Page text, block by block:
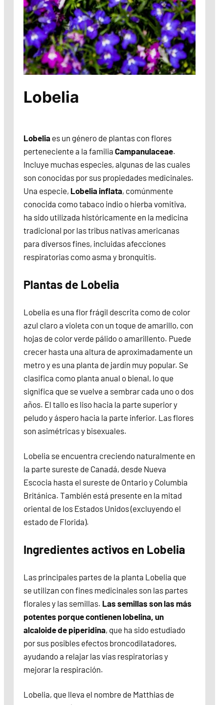
Lobelia
Lobelia es un género de plantas con flores
perteneciente a la familia Campanulaceae.
Incluye muchas especies, algunas de las cuales
son conocidas por sus propiedades medicinales.
Una especie, Lobelia inflata, comúnmente
conocida como tabaco indio o hierba vomitiva,
ha sido utilizada históricamente en la medicina
tradicional por las tribus nativas americanas
para diversos fines, incluidas afecciones
respiratorias como asma y bronquitis.
Plantas de Lobelia
Lobelia es una flor frágil descrita como de color
azul claro a violeta con un toque de amarillo, con
hojas de color verde pálido o amarillento. Puede
crecer hasta una altura de aproximadamente un
metro y es una planta de jardín muy popular. Se
clasifica como planta anual o bienal, lo que
significa que se vuelve a sembrar cada uno o dos
años. El tallo es liso hacia la parte superior y
peludo y áspero hacia la parte inferior. Las flores
son asimétricas y bisexuales.
Lobelia se encuentra creciendo naturalmente en
la parte sureste de Canadá, desde Nueva
Escocia hasta el sureste de Ontario y Columbia
Británica. También está presente en la mitad
oriental de los Estados Unidos (excluyendo el
estado de Florida).
Ingredientes activos en Lobelia
Las principales partes de la planta Lobelia que
se utilizan con fines medicinales son las partes
florales y las semillas. Las semillas son las más
potentes porque contienen lobelina, un
alcaloide de piperidina, que ha sido estudiado
por sus posibles efectos broncodilatadores,
ayudando a relajar las vías respiratorias y
mejorar la respiración.
Lobelia, que lleva el nombre de Matthias de